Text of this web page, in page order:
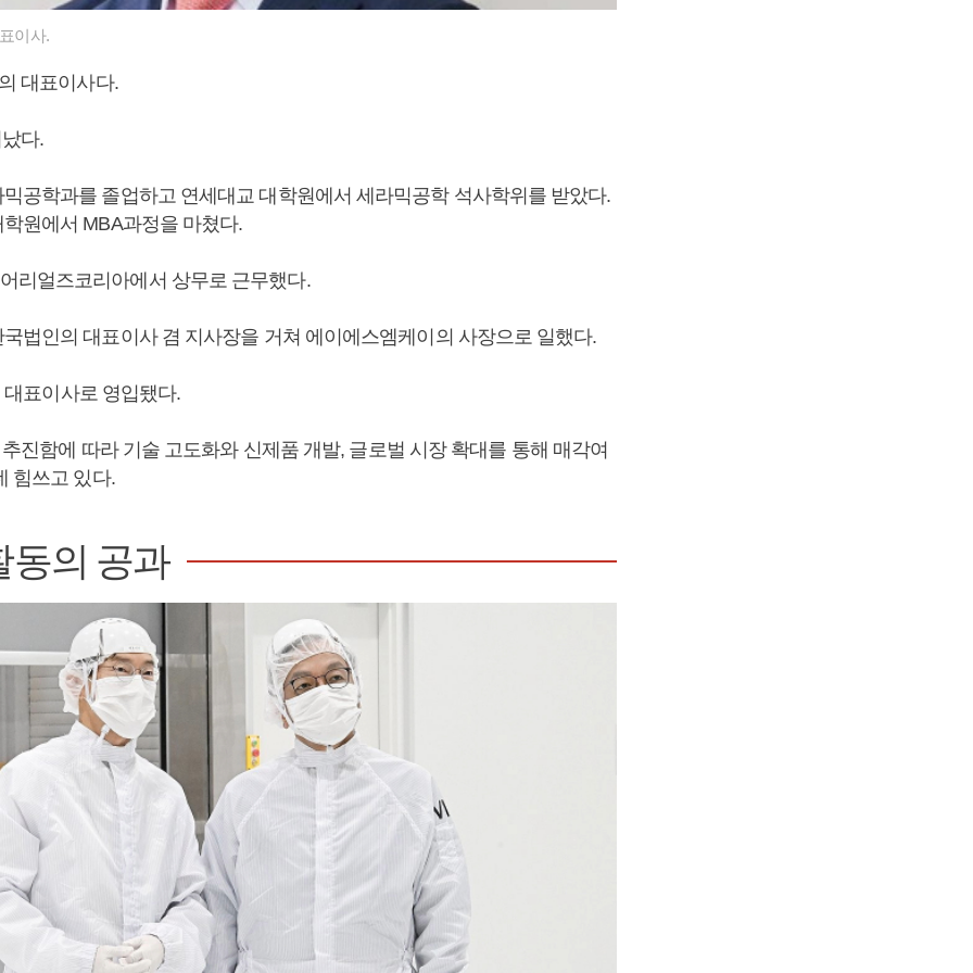
이사.
대표이사다.
다.
공학과를 졸업하고 연세대교 대학원에서 세라믹공학 석사학위를 받았다.
원에서 MBA과정을 마쳤다.
리얼즈코리아에서 상무로 근무했다.
법인의 대표이사 겸 지사장을 거쳐 에이에스엠케이의 사장으로 일했다.
표이사로 영입됐다.
진함에 따라 기술 고도화와 신제품 개발, 글로벌 시장 확대를 통해 매각여
힘쓰고 있다.
동의 공과